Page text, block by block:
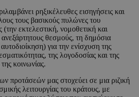
ρηξικέλευθες εισηγήσεις και
τους βασικούς πυλώνες του
εκτελεστική, νομοθετική και
ανεξάρτητους θεσμούς, τη δημόσια
για την ενίσχυση της
της λογοδοσίας και της
κοινωνίας.
προτάσεών μας στοχεύει σε μια ριζική
λειτουργίας του κράτους, με